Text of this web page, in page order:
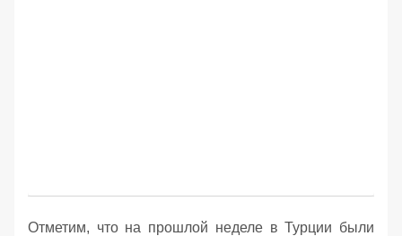
Отметим, что на прошлой неделе в Турции были